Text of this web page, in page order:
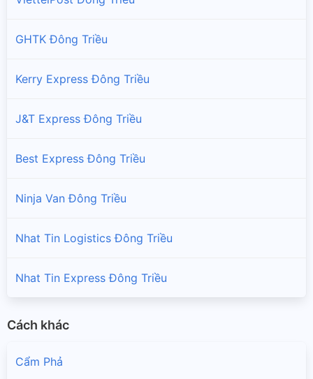
GHTK Đông Triều
Kerry Express Đông Triều
J&T Express Đông Triều
Best Express Đông Triều
Ninja Van Đông Triều
Nhat Tin Logistics Đông Triều
Nhat Tin Express Đông Triều
Cách khác
Cẩm Phả